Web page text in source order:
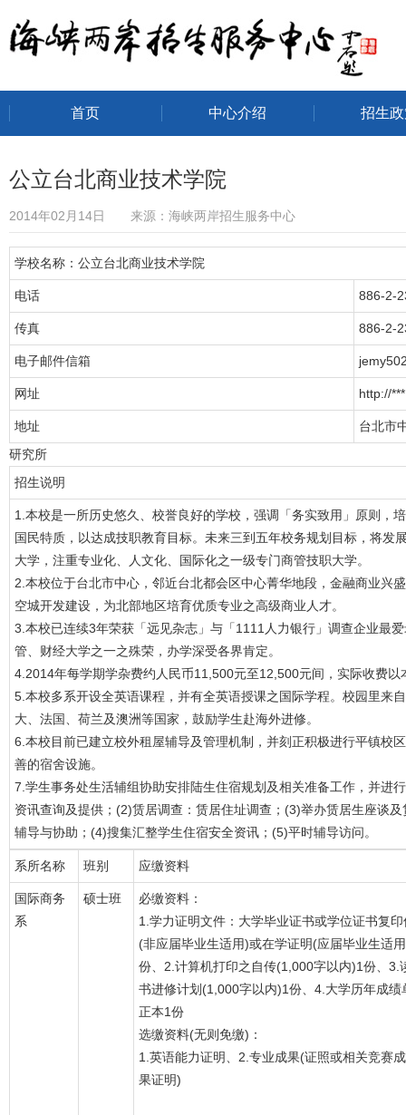
海峡两岸招生服务中心
首页 中心介绍 招生
公立台北商业技术学院
2014年02月14日 来源：海峡两岸招生服务中心
学校名称：公立台北商业技术学院
电话 886-2-
传真 886-2-
电子邮件信箱
网址 http://***
地址
台北市
研究所
招生说明
1.本校是一所历史悠久、校誉良好的学校，强调「务实致用」原则，
国民特质，以达成技职教育目标。未来三到五年校务规划目标，将发
大学，注重专业化、人文化、国际化之一级专门商管技职大学。
2.本校位于台北市中心，邻近台北都会区中心菁华地段，金融商业兴
空城开发建设，为北部地区培育优质专业之高级商业人才。
3.本校已连续3年荣获「远见杂志」与「1111人力银行」调查企业最
管、财经大学之一之殊荣，办学深受各界肯定。
4.2014年每学期学杂费约人民币11,500元至12,500元间，实际收费
5.本校多系开设全英语课程，并有全英语授课之国际学程。校园里来
大、法国、荷兰及澳洲等国家，鼓励学生赴海外进修。
6.本校目前已建立校外租屋辅导及管理机制，并刻正积极进行平镇校
善的宿舍设施。
7.学生事务处生活辅组协助安排陆生住宿规划及相关准备工作，并进
资讯查询及提供；(2)赁居调查：赁居住址调查；(3)举办赁居生座谈
辅导与协助；(4)搜集汇整学生住宿安全资讯；(5)平时辅导访问。
系所名称 班别 应缴资料
国际商务
系
硕士班
必缴资料：
1.学力证明文件：大学毕业证书或学位证书复印
(非应届毕业生适用)或在学证明(应届毕业生适
份、2.计算机打印之自传(1,000字以内)1份、3.
书进修计划(1,000字以内)1份、4.大学历年成绩
正本1份
选缴资料(无则免缴)：
1.英语能力证明、2.专业成果(证照或相关竞赛成
果证明)